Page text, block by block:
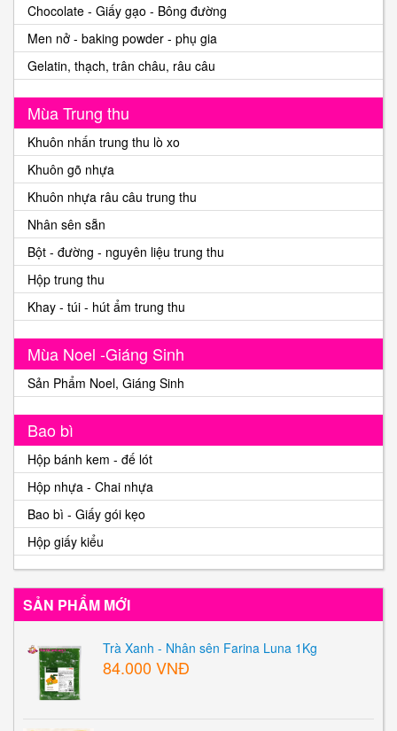
Chocolate - Giấy gạo - Bông đường
Men nở - baking powder - phụ gia
Gelatin, thạch, trân châu, râu câu
Mùa Trung thu
Khuôn nhấn trung thu lò xo
Khuôn gõ nhựa
Khuôn nhựa râu câu trung thu
Nhân sên sẵn
Bột - đường - nguyên liệu trung thu
Hộp trung thu
Khay - túi - hút ẩm trung thu
Mùa Noel -Giáng Sinh
Sản Phẩm Noel, Giáng Sinh
Bao bì
Hộp bánh kem - đế lót
Hộp nhựa - Chai nhựa
Bao bì - Giấy gói kẹo
Hộp giấy kiểu
SẢN PHẨM MỚI
Trà Xanh - Nhân sên Farina Luna 1Kg
84.000 VNĐ